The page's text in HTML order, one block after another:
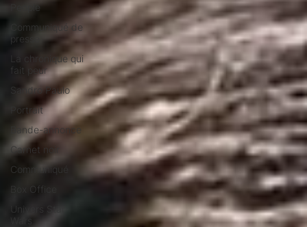
People
Communiqué de
presse
La chronique qui
fait peur
Sandro Paulo
Portrait
Bande-annonce
Carnet noir
Communiqué
Box Office
Univers Star
Wars